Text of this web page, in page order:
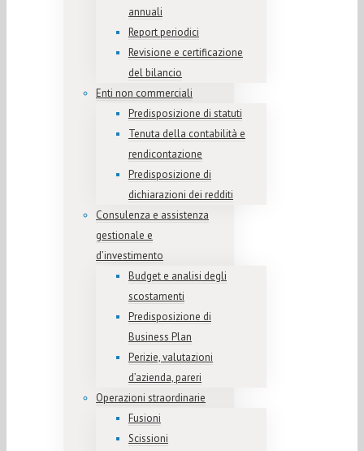
annuali
Report periodici
Revisione e certificazione
del bilancio
Enti non commerciali
Predisposizione di statuti
Tenuta della contabilità e
rendicontazione
Predisposizione di
dichiarazioni dei redditi
Consulenza e assistenza
gestionale e
d’investimento
Budget e analisi degli
scostamenti
Predisposizione di
Business Plan
Perizie, valutazioni
d’azienda, pareri
Operazioni straordinarie
Fusioni
Scissioni